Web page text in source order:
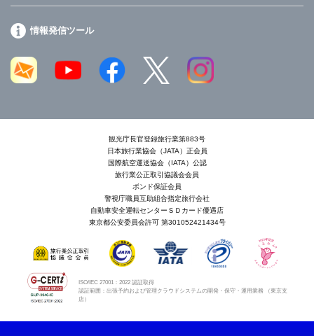
情報発信ツール
観光庁長官登録旅行業第883号
日本旅行業協会（JATA）正会員
国際航空運送協会（IATA）公認
旅行業公正取引協議会会員
ボンド保証会員
警視庁職員互助組合指定旅行会社
自動車安全運転センターＳＤカード優遇店
東京都公安委員会許可 第301052421434号
ISO/IEC 27001：2022 認証取得
認証範囲：出張予約および管理クラウドシステムの開発・保守・運用業務 （東京支
店）